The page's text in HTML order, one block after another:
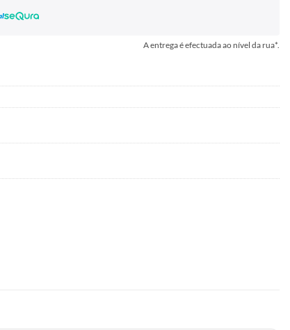
A entrega é efectuada ao nível da rua*.